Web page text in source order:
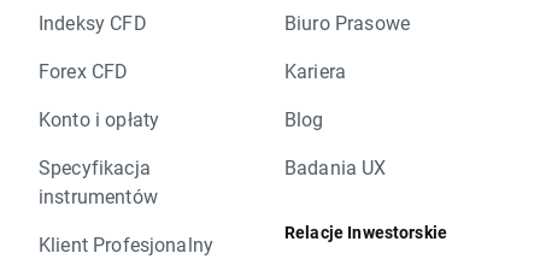
Indeksy CFD
Forex CFD
Konto i opłaty
Specyfikacja
instrumentów
Klient Profesjonalny
Biuro Prasowe
Kariera
Blog
Badania UX
Relacje Inwestorskie